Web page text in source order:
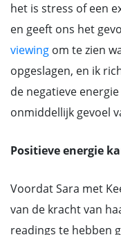
het is stress of een
en geeft ons het
viewing om te zien
opgeslagen, en ik
de negatieve
onmiddellijk gevoel
Positieve energie
Voordat Sara met
van de kracht van
readings te hebben